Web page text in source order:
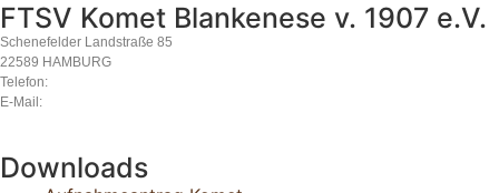
FTSV Komet Blankenese v. 1907 e.V.
Schenefelder Landstraße 85
22589 HAMBURG
Telefon:
E-Mail:
Downloads